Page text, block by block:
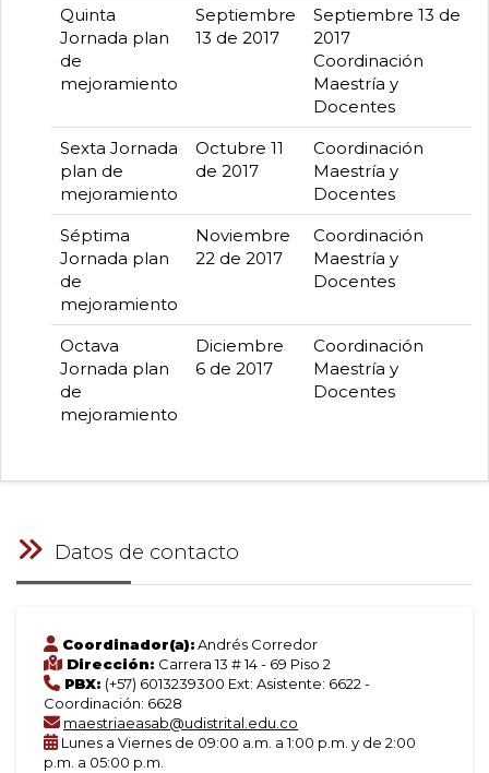
Quinta
Jornada plan
de
mejoramiento
Septiembre
13 de 2017
Septiembre 13 de
2017
Coordinación
Maestría y
Docentes
Sexta Jornada
plan de
mejoramiento
Octubre 11
de 2017
Coordinación
Maestría y
Docentes
Séptima
Jornada plan
de
mejoramiento
Noviembre
22 de 2017
Coordinación
Maestría y
Docentes
Octava
Jornada plan
de
mejoramiento
Diciembre
6 de 2017
Coordinación
Maestría y
Docentes
Datos de contacto
Coordinador(a):Andrés Corredor
Dirección: Carrera 13 # 14 - 69 Piso 2
PBX: (+57) 6013239300 Ext: Asistente: 6622 -
Coordinación: 6628
maestriaeasab@udistrital.edu.co
Lunes a Viernes de 09:00 a.m. a 1:00 p.m. y de 2:00
p.m. a 05:00 p.m.